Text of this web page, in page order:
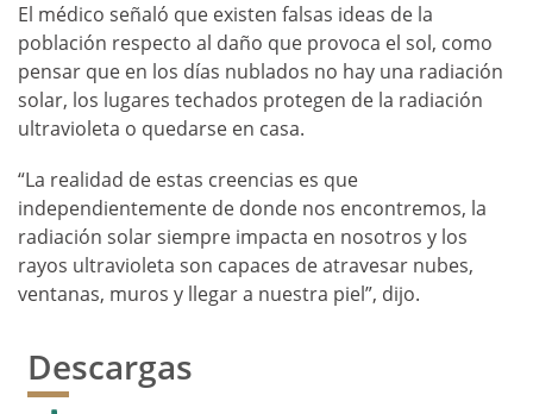
El médico señaló que existen falsas ideas de la
población respecto al daño que provoca el sol, como
pensar que en los días nublados no hay una radiación
solar, los lugares techados protegen de la radiación
ultravioleta o quedarse en casa.
“La realidad de estas creencias es que
independientemente de donde nos encontremos, la
radiación solar siempre impacta en nosotros y los
rayos ultravioleta son capaces de atravesar nubes,
ventanas, muros y llegar a nuestra piel”, dijo.
Descargas